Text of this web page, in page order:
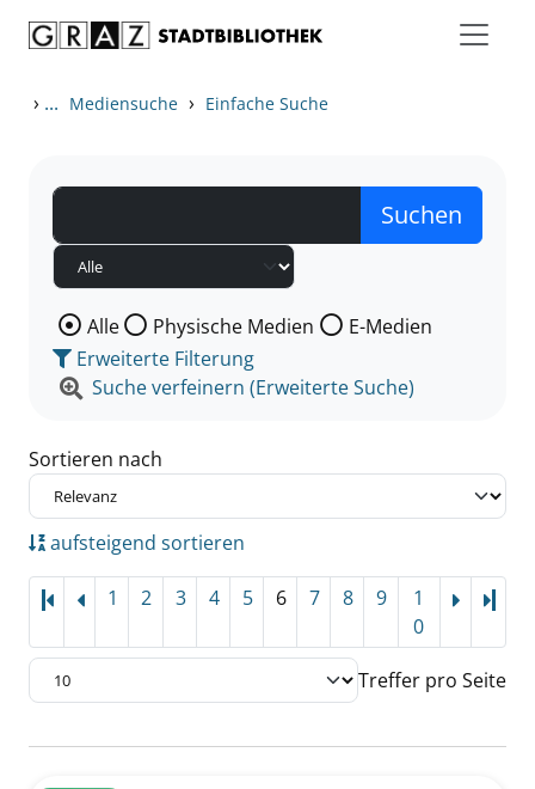
› ... Mediensuche › Einfache Suche
Wählen Sie die Medienart nach der Sie suchen wollen.
Alle Physische Medien
E-Medien
Erweiterte Filterung
Suche verfeinern (Erweiterte Suche)
Sortieren nach
aufsteigend sortieren
1 2 3 4 5 6 7 8 9
1
0
Treffer pro Seite